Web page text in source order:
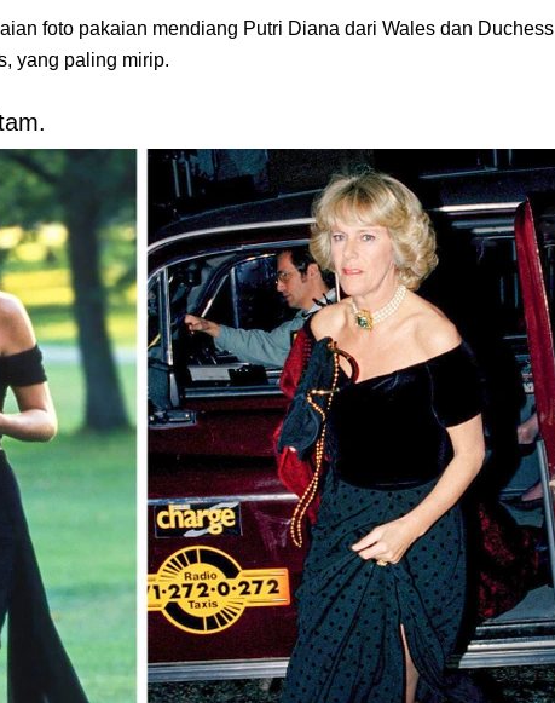
foto pakaian mendiang Putri Diana dari Wales dan Duchess
yang paling mirip.